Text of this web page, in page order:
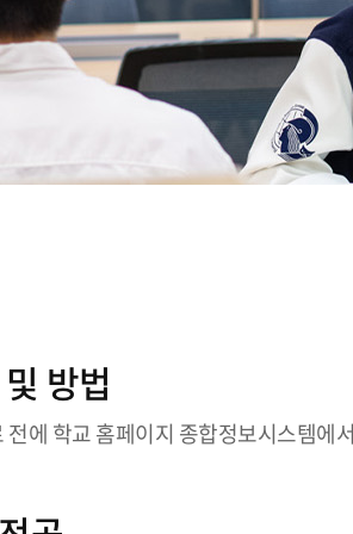
방법
전에 학교 홈페이지 종합정보시스템에